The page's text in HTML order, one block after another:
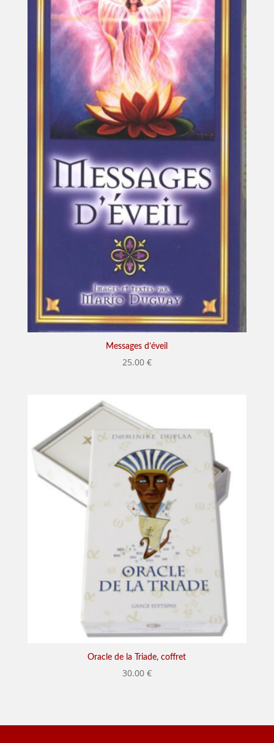
Messages d’éveil
25.00 €
Oracle de la Triade, coffret
30.00 €